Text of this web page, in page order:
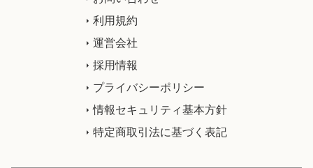
利用規約
運営会社
採用情報
プライバシーポリシー
情報セキュリティ基本方針
特定商取引法に基づく表記